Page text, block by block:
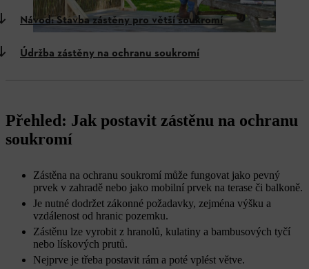
Návod: Stavba zástěny pro větší soukromí
Údržba zástěny na ochranu soukromí
Přehled: Jak postavit zástěnu na ochranu
soukromí
Zástěna na ochranu soukromí může fungovat jako pevný
prvek v zahradě nebo jako mobilní prvek na terase či balkoně.
Je nutné dodržet zákonné požadavky, zejména výšku a
vzdálenost od hranic pozemku.
Zástěnu lze vyrobit z hranolů, kulatiny a bambusových tyčí
nebo lískových prutů.
Nejprve je třeba postavit rám a poté vplést větve.